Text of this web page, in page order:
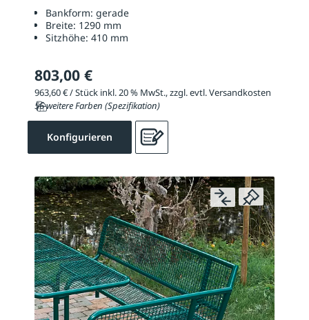
Bankform: gerade
Breite: 1290 mm
Sitzhöhe: 410 mm
803,00 €
963,60 € / Stück inkl. 20 % MwSt., zzgl. evtl. Versandkosten
56 weitere Farben (Spezifikation)
Konfigurieren